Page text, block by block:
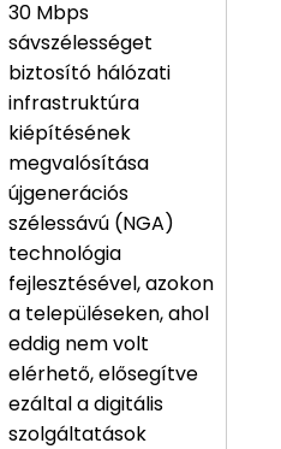
30 Mbps
sávszélességet
biztosító hálózati
infrastruktúra
kiépítésének
megvalósítása
újgenerációs
szélessávú (NGA)
technológia
fejlesztésével, azokon
a településeken, ahol
eddig nem volt
elérhető, elősegítve
ezáltal a digitális
szolgáltatások